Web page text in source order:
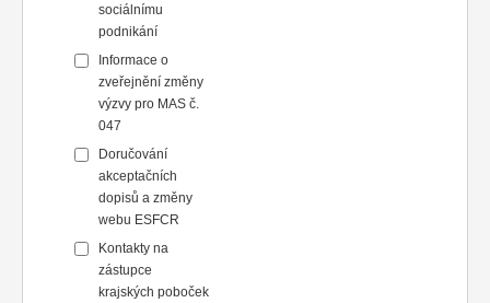
sociálnímu
podnikání
Informace o
zveřejnění změny
výzvy pro MAS č.
047
Doručování
akceptačních
dopisů a změny
webu ESFCR
Kontakty na
zástupce
krajských poboček